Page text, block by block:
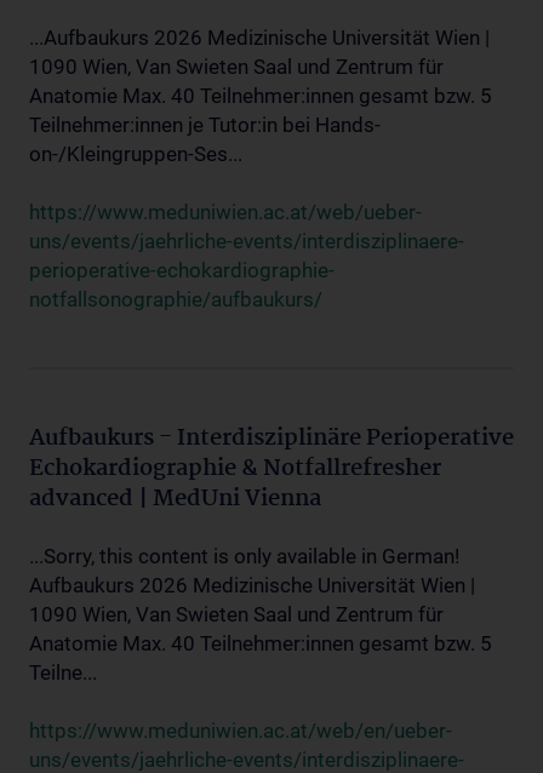
...Aufbaukurs 2026 Medizinische Universität Wien |
1090 Wien, Van Swieten Saal und Zentrum für
Anatomie Max. 40 Teilnehmer:innen gesamt bzw. 5
Teilnehmer:innen je Tutor:in bei Hands-
on-/Kleingruppen-Ses...
https://www.meduniwien.ac.at/web/ueber-
uns/events/jaehrliche-events/interdisziplinaere-
perioperative-echokardiographie-
notfallsonographie/aufbaukurs/
Aufbaukurs - Interdisziplinäre Perioperative
Echokardiographie & Notfallrefresher
advanced | MedUni Vienna
...Sorry, this content is only available in German!
Aufbaukurs 2026 Medizinische Universität Wien |
1090 Wien, Van Swieten Saal und Zentrum für
Anatomie Max. 40 Teilnehmer:innen gesamt bzw. 5
Teilne...
https://www.meduniwien.ac.at/web/en/ueber-
uns/events/jaehrliche-events/interdisziplinaere-